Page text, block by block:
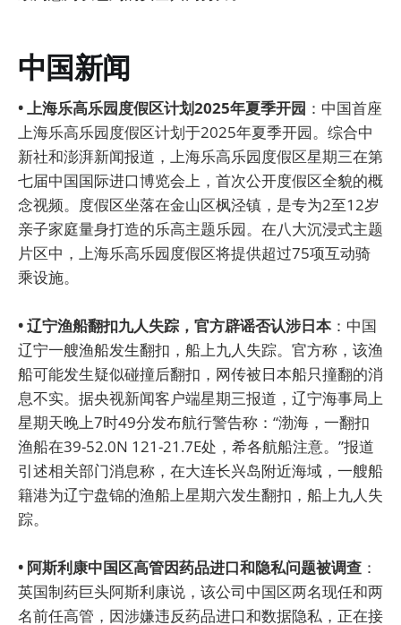
中国新闻
• 上海乐高乐园度假区计划2025年夏季开园 ：中国首座
上海乐高乐园度假区计划于2025年夏季开园。综合中
新社和澎湃新闻报道，上海乐高乐园度假区星期三在第
七届中国国际进口博览会上，首次公开度假区全貌的概
念视频。度假区坐落在金山区枫泾镇，是专为2至12岁
亲子家庭量身打造的乐高主题乐园。在八大沉浸式主题
片区中，上海乐高乐园度假区将提供超过75项互动骑
乘设施。
• 辽宁渔船翻扣九人失踪，官方辟谣否认涉日本：中国
辽宁一艘渔船发生翻扣，船上九人失踪。官方称，该渔
船可能发生疑似碰撞后翻扣，网传被日本船只撞翻的消
息不实。据央视新闻客户端星期三报道，辽宁海事局上
星期天晚上7时49分发布航行警告称：“渤海，一翻扣
渔船在39-52.0N 121-21.7E处，希各航船注意。”报道
引述相关部门消息称，在大连长兴岛附近海域，一艘船
籍港为辽宁盘锦的渔船上星期六发生翻扣，船上九人失
踪。
• 阿斯利康中国区高管因药品进口和隐私问题被调查 ：
英国制药巨头阿斯利康说，该公司中国区两名现任和两
名前任高管，因涉嫌违反药品进口和数据隐私，正在接